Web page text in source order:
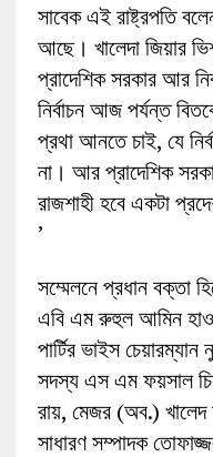
সাবেক এই রাষ্ট্রপতি
আছে। খালেদা জিয়ার
প্রাদেশিক সরকার আর
নির্বাচন আজ পর্যন্ত
প্রথা আনতে চাই, যে
না। আর প্রাদেশিক
রাজশাহী হবে একটা
’
সম্মেলনে প্রধান বক্তা
এবি এম রুহুল আমিন
পার্টির ভাইস
সদস্য এস এম ফয়সাল
রায়, মেজর (অব.)
সাধারণ সম্পাদক